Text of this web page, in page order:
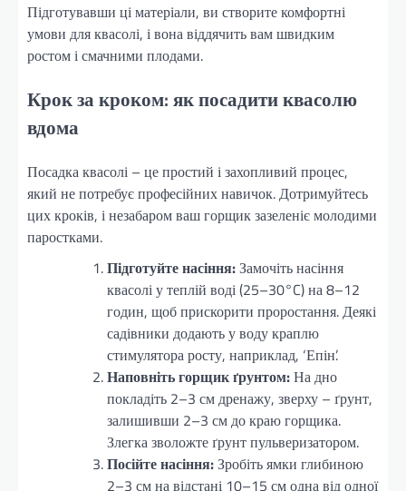
Підготувавши ці матеріали, ви створите комфортні
умови для квасолі, і вона віддячить вам швидким
ростом і смачними плодами.
Крок за кроком: як посадити квасолю
вдома
Посадка квасолі – це простий і захопливий процес,
який не потребує професійних навичок. Дотримуйтесь
цих кроків, і незабаром ваш горщик зазеленіє молодими
паростками.
Підготуйте насіння:Замочіть насіння
квасолі у теплій воді (25–30°C) на 8–12
годин, щоб прискорити проростання. Деякі
садівники додають у воду краплю
стимулятора росту, наприклад, ‘Епін’.
Наповніть горщик ґрунтом:На дно
покладіть 2–3 см дренажу, зверху – ґрунт,
залишивши 2–3 см до краю горщика.
Злегка зволожте ґрунт пульверизатором.
Посійте насіння:Зробіть ямки глибиною
2–3 см на відстані 10–15 см одна від одної